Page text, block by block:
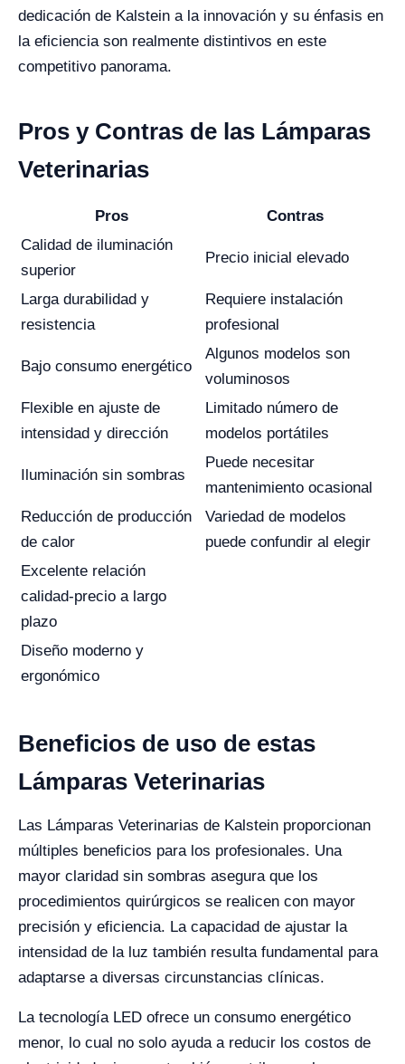
dedicación de Kalstein a la innovación y su énfasis en
la eficiencia son realmente distintivos en este
competitivo panorama.
Pros y Contras de las Lámparas
Veterinarias
Pros
Contras
Calidad de iluminación
superior
Precio inicial elevado
Larga durabilidad y
resistencia
Requiere instalación
profesional
Bajo consumo energético
Algunos modelos son
voluminosos
Flexible en ajuste de
intensidad y dirección
Limitado número de
modelos portátiles
Iluminación sin sombras
Puede necesitar
mantenimiento ocasional
Reducción de producción
de calor
Variedad de modelos
puede confundir al elegir
Excelente relación
calidad-precio a largo
plazo
Diseño moderno y
ergonómico
Beneficios de uso de estas
Lámparas Veterinarias
Las Lámparas Veterinarias de Kalstein proporcionan
múltiples beneficios para los profesionales. Una
mayor claridad sin sombras asegura que los
procedimientos quirúrgicos se realicen con mayor
precisión y eficiencia. La capacidad de ajustar la
intensidad de la luz también resulta fundamental para
adaptarse a diversas circunstancias clínicas.
La tecnología LED ofrece un consumo energético
menor, lo cual no solo ayuda a reducir los costos de